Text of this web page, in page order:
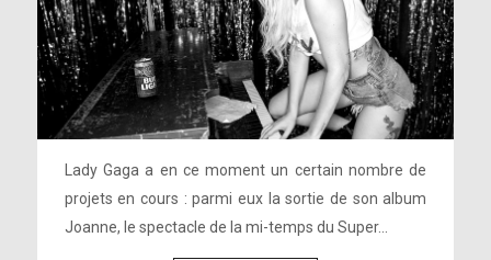
Lady Gaga a en ce moment un certain nombre de
projets en cours : parmi eux la sortie de son album
Joanne, le spectacle de la mi-temps du Super...